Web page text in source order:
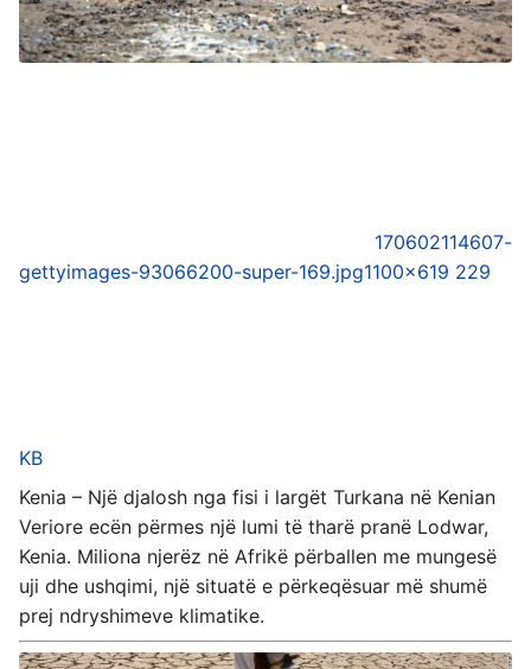
170602114607-
gettyimages-93066200-super-169.jpg1100×619 229
KB
Kenia – Një djalosh nga fisi i largët Turkana në Kenian
Veriore ecën përmes një lumi të tharë pranë Lodwar,
Kenia. Miliona njerëz në Afrikë përballen me mungesë
uji dhe ushqimi, një situatë e përkeqësuar më shumë
prej ndryshimeve klimatike.